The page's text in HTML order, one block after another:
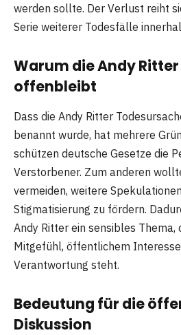
werden sollte. Der Verlust reiht
Serie weiterer Todesfälle
Warum die Andy
offenbleibt
Dass die Andy Ritter
benannt wurde, hat mehrere
schützen deutsche Gesetze die
Verstorbener. Zum anderen
vermeiden, weitere
Stigmatisierung zu fördern.
Andy Ritter ein sensibles Thema,
Mitgefühl, öffentlichem
Verantwortung steht.
Bedeutung für die
Diskussion